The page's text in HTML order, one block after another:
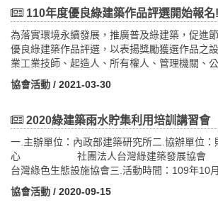
三）第二場(第二天)09：3010：00報到10：
列-我在阿里山：一趟鐵道與原鄉的生態旅程劉
0013：00中午用餐13：0013：50綠建築設計
沙崙智慧綠能循環住宅園區(10/20第一場)陳紀
能科技示範場域(10/27第二場)陳伯誠監造主任
50min14：5015：00休息時間15：0015：50優
光電股份有限公司B廠區生態社區蘇文弘技術
每人$2,600元
(費用包含: 中型遊覽車資、古道導覽&在地小
專業領隊、旅行業責任險等)五、走入雲霧畫境
日遊(請點我)(2021-10-24週日出發)活動費用：
$8,200元 (大雪山賓館2人一間 -1大床或2小床)
※備註:每一梯次房間數：小木屋4間，大雪山賓
繳費順序安排住宿房型。(費用包含:中型遊覽
或大雪山賓館套房.七餐.門票.領團導覽費.旅行
塔塔加.八通關古道經典三日遊(嘉義高鐵出發)
週日出發)活動費用：(平日)：每人$12,900元
每人$11,900元(3人住1間四人房)；每人
110年度優良綠建築作品評選開始報名
為落實環境永續發展，推廣普及綠建築，促進
優良綠建築作品評選，以表揚獎勵獲選作品之
業工業技師、起造人、所有權人、管理機關、
定之管理委員會或管理負責人，進而激發全民
政部建築研究所委託本會辦理評選活動，依據
得共同具名申請： (一) 建築物起造人、所有
公寓大廈管理條例規定之管理委員會或管理
物之設計建築師或相關專業工業技師。二、 申
品之建築物應為評選活動受理申請期限截止前
協會活動 / 2021-03-30
2020綠建築雨水貯集利用培訓講習會
一.主辦單位：內政部建築研究所二.協辦單位：
心 社團法人台灣綠建築發展
台灣綠色生態設施協會三.活動時間：109年10
時間及地點： 北部：109年10月7日（星期
開發大樓15樓國際會議廳舉辦。 新北市新店區
協會活動 / 2020-09-15